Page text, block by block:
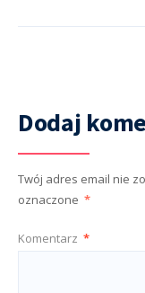
Dodaj
Twój adres email nie
oznaczone *
Komentarz *